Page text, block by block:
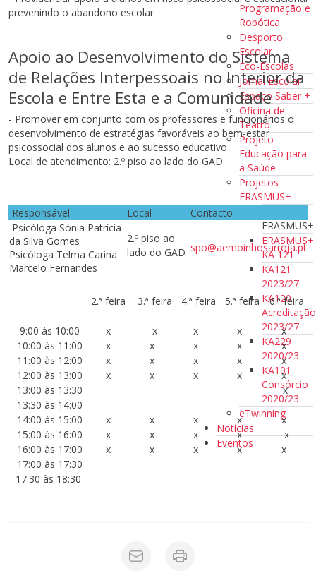
Programação e
Robótica
Desporto
Escolar
Eco-Escolas
Jornal Escolar
Espaço Saber +
Oficina de
Teatro
Projeto
Educação para
a Saúde
Projetos
ERASMUS+
ERASMUS+
ERASMUS+
KA 121
KA121
2023/27
KA120
Acreditação
2023/27
KA229
2020/23
KA101
Consórcio
2020/23
eTwinning
Notícias
Eventos
prevenindo o abandono escolar
Apoio ao Desenvolvimento do Sistema
de Relações Interpessoais no Interior da
Escola e Entre Esta e a Comunidade
- Promover em conjunto com os professores e funcionários o
desenvolvimento de estratégias favoráveis ao bem-estar
psicossocial dos alunos e ao sucesso educativo
Local de atendimento: 2.º piso ao lado do GAD
Responsável Local
Contacto
Psicóloga Sónia Patrícia
da Silva Gomes
Psicóloga Telma Carina
Marcelo Fernandes
2.º piso ao
lado do GAD spo@aemoinhosarroja.pt
2.ª feira 3.ª feira 4.ª feira 5.ª feira 6.ª feira
9:00 às 10:00 x x x x
x
10:00 às 11:00
x x x x
x
11:00 às 12:00
x x x x
x
12:00 às 13:00
x x x x
x
13:00 às 13:30
x
13:30 às 14:00
14:00 às 15:00
x x x x
x
15:00 às 16:00
x x x x
x
16:00 às 17:00
x x x x
x
17:00 às 17:30
17:30 às 18:30